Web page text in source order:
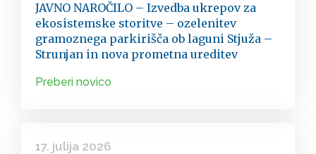
JAVNO NAROČILO – Izvedba ukrepov za
ekosistemske storitve – ozelenitev
gramoznega parkirišča ob laguni Stjuža –
Strunjan in nova prometna ureditev
Preberi novico
17. julija 2026